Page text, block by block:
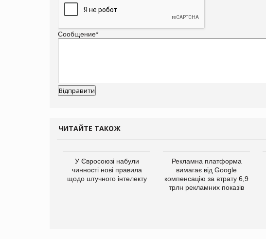
Сообщение*
ЧИТАЙТЕ ТАКОЖ
У Євросоюзі набули
чинності нові правила
щодо штучного інтелекту
Рекламна платформа
вимагає від Google
компенсацію за втрату 6,9
трлн рекламних показів